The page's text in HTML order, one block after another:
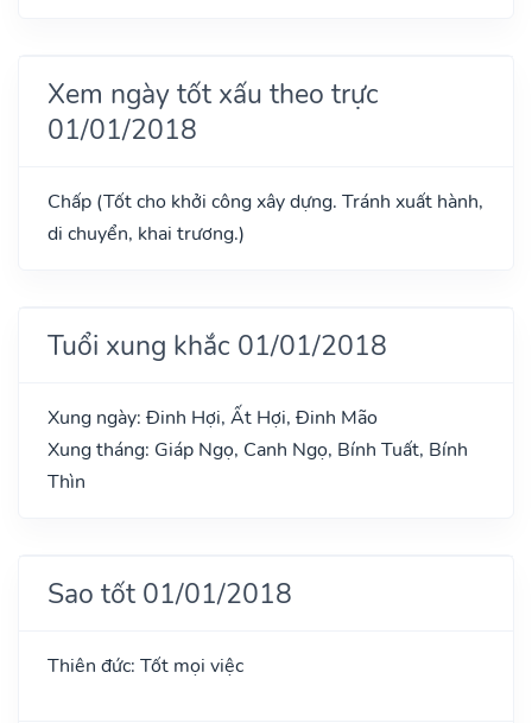
Xem ngày tốt xấu theo trực
01/01/2018
Chấp (Tốt cho khởi công xây dựng. Tránh xuất hành,
di chuyển, khai trương.)
Tuổi xung khắc 01/01/2018
Xung ngày: Đinh Hợi, Ất Hợi, Đinh Mão
Xung tháng: Giáp Ngọ, Canh Ngọ, Bính Tuất, Bính
Thìn
Sao tốt 01/01/2018
Thiên đức: Tốt mọi việc